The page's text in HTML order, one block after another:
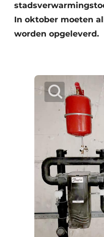
In oktober moeten
worden opgeleverd.